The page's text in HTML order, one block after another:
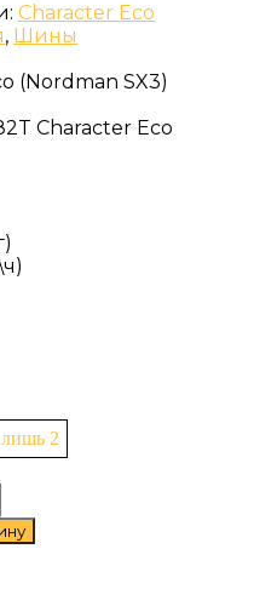
Character Eco
, Шины
(Nordman SX3)
Character Eco
2